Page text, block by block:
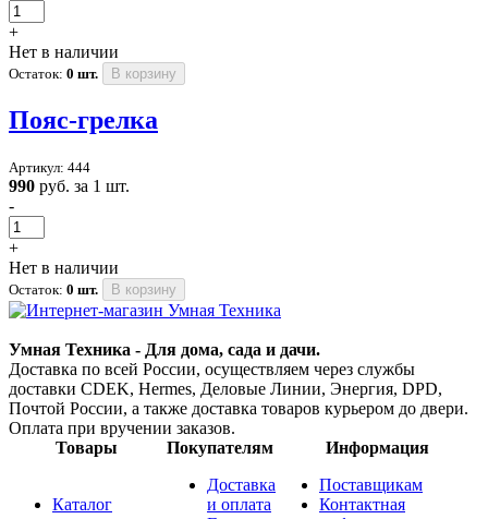
+
Нет в наличии
Остаток: 0 шт. В корзину
Пояс-грелка
Артикул: 444
990 руб. за 1 шт.
-
+
Нет в наличии
Остаток: 0 шт. В корзину
Умная Техника - Для дома, сада и дачи.
Доставка по всей России, осуществляем через службы
доставки CDEK, Hermes, Деловые Линии, Энергия, DPD,
Почтой России, а также доставка товаров курьером до двери.
Оплата при вручении заказов.
Товары
Покупателям Информация
Каталог
Доставка
и оплата
Поставщикам
Контактная